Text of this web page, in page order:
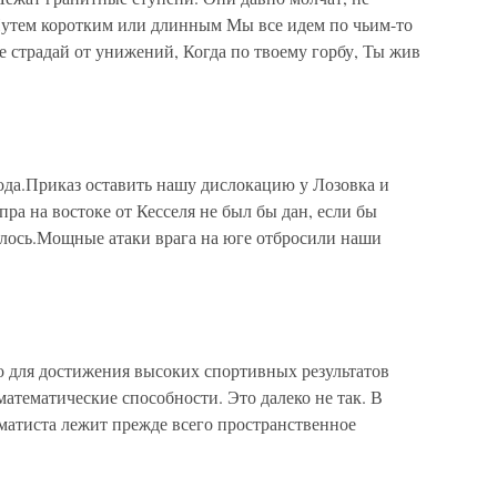
коротким или длинным Мы все идем по чьим-то
от унижений, Когда по твоему горбу, Ты жив
оставить нашу дислокацию у Лозовка и
на востоке от Кесселя не был бы дан, если бы
атаки врага на юге отбросили наши
достижения высоких спортивных результатов
способности. Это далеко не так. В
лежит прежде всего пространственное